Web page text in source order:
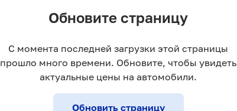
Центральная стоянка
Обновите страницу
С момента последней загрузки этой страницы
прошло много времени. Обновите, чтобы увидеть
актуальные цены на автомобили.
Обновить страницу